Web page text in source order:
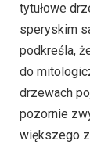
tytułowe
spe­ry­skim
podkreśla,
do
drzewach
pozornie
większego